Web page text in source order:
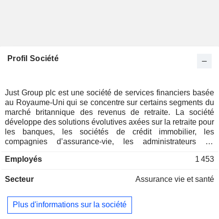
Profil Société
Just Group plc est une société de services financiers basée
au Royaume-Uni qui se concentre sur certains segments du
marché britannique des revenus de retraite. La société
développe des solutions évolutives axées sur la retraite pour
les banques, les sociétés de crédit immobilier, les
compagnies d’assurance-vie, les administrateurs de
pour leurs clients et leurs membres. Le segment assurance
marché des personnes en âge de prendre leur retraite ou
à vie et des régimes à prestations définies, et investit les
primes perçues au titre de ces contrats dans des titres de
Employés 1 453
Secteur Assurance vie et santé
Plus d'informations sur la société